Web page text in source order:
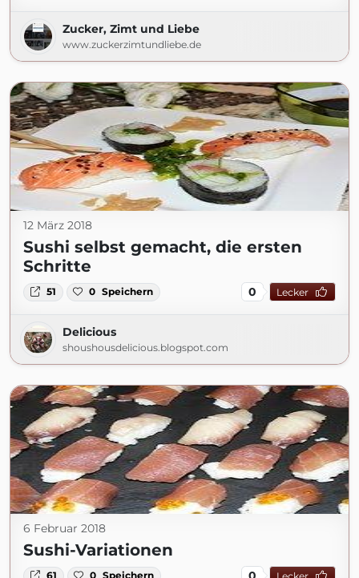
Zucker, Zimt und Liebe
www.zuckerzimtundliebe.de
12 März 2018
Sushi selbst gemacht, die ersten
Schritte
51 0 Speichern 0 Lecker
Delicious
shoushousdelicious.blogspot.com
6 Februar 2018
Sushi-Variationen
61 0 Speichern